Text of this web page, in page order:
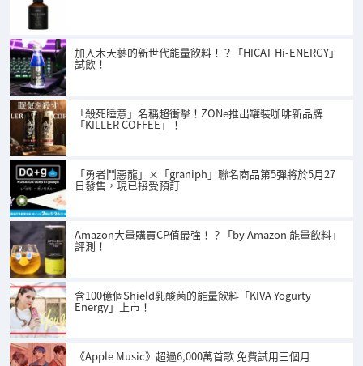
加入木天蓼的新世代能量飲料！？「HICAT Hi-ENERGY」
試飲！
「殺死睡意」名稱超衝擊！ZONe推出罐裝咖啡新品牌
「KILLER COFFEE」！
「勇者鬥惡龍」×「graniph」聯名商品第5彈將於5月27
日發售，現已接受預訂
Amazon大量購買CP值最強！？「by Amazon 能量飲料」
評測！
含100億個Shield乳酸菌的能量飲料「KIVA Yogurty
Energy」上市！
《Apple Music》超過6,000萬首歌 免費試用三個月